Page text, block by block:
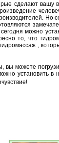
сделают вашу
Но
можно
то, что
,
вы можете
установить в